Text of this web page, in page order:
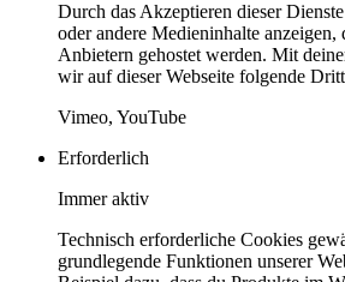
Durch das Akzeptieren dieser
oder andere Medieninhalte anzeigen,
Anbietern gehostet werden. Mit
wir auf dieser Webseite folgende
Vimeo, YouTube
Erforderlich
Immer aktiv
Technisch erforderliche Cookies
grundlegende Funktionen unserer